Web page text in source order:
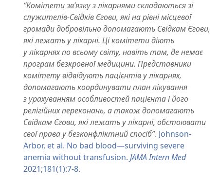
“Комітети зв’язку з лікарнями складаються зі
служителів-Свідків Єгови, які на рівні місцевої
громади добровільно допомагають Свідкам Єгови,
які лежать у лікарні. Ці комітети діють
у лікарнях по всьому світу, навіть там, де немає
програм безкровної медицини. Представники
комітету відвідують пацієнтів у лікарнях,
допомагають координувати план лікування
з урахуванням особливостей пацієнта і його
релігійних переконань, а також допомагають
Свідкам Єгови, які лежать у лікарні, обстоювати
свої права у безконфліктний спосіб”. Johnson-
Arbor, et al. No bad blood​—surviving severe
anemia without transfusion. JAMA Intern Med
2021;181(1):7-8.